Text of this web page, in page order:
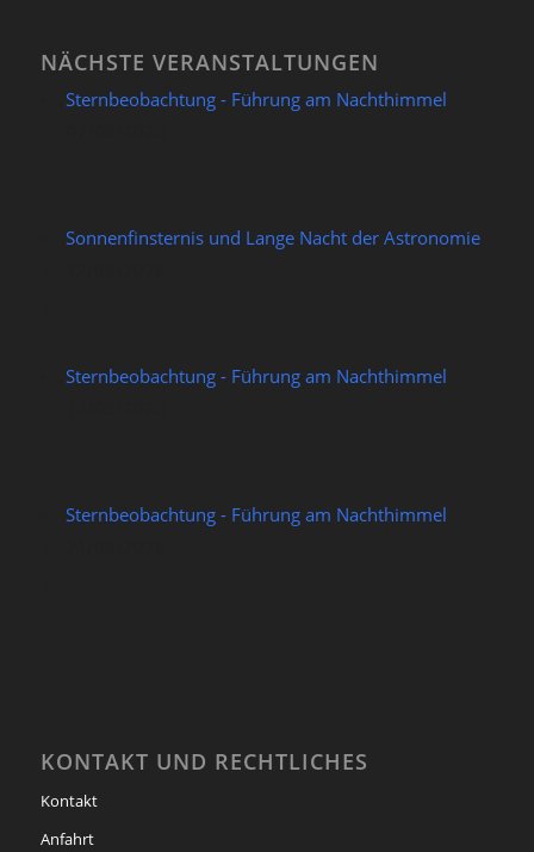
NÄCHSTE VERANSTALTUNGEN
Sternbeobachtung - Führung am Nachthimmel
Sonnenfinsternis und Lange Nacht der Astronomie
Sternbeobachtung - Führung am Nachthimmel
Sternbeobachtung - Führung am Nachthimmel
KONTAKT UND RECHTLICHES
Kontakt
Anfahrt